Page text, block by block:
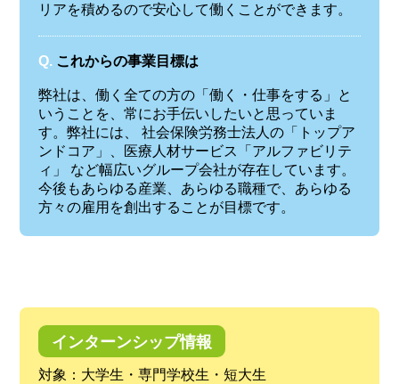
リアを積めるので安心して働くことができます。
Q. これからの事業目標は
弊社は、働く全ての方の「働く・仕事をする」と
いうことを、常にお手伝いしたいと思っていま
す。弊社には、 社会保険労務士法人の「トップア
ンドコア」、医療人材サービス「アルファビリテ
ィ」 など幅広いグループ会社が存在しています。
今後もあらゆる産業、あらゆる職種で、あらゆる
方々の雇用を創出することが目標です。
インターンシップ情報
対象：大学生・専門学校生・短大生